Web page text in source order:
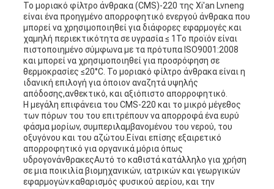
Το μοριακό φίλτρο άνθρακα (CMS)-220 της Xi'an Lvneng
είναι ένα προηγμένο απορροφητικό ενεργού άνθρακα που
μπορεί να χρησιμοποιηθεί για διάφορες εφαρμογές.και
χαμηλή περιεκτικότητα σε υγρασία ≤ 1Το προϊόν είναι
πιστοποιημένο σύμφωνα με τα πρότυπα ISO9001:2008
και μπορεί να χρησιμοποιηθεί για προσρόφηση σε
θερμοκρασίες ≤20°C. Το μοριακό φίλτρο άνθρακα είναι η
ιδανική επιλογή για όποιον αναζητά υψηλής
απόδοσης,ανθεκτικό, και αξιόπιστο απορροφητικό.
Η μεγάλη επιφάνεια του CMS-220 και το μικρό μέγεθος
των πόρων του του επιτρέπουν να απορροφά ένα ευρύ
φάσμα μορίων, συμπεριλαμβανομένου του νερού, του
οξυγόνου και του αζώτου.Είναι επίσης εξαιρετικό
απορροφητικό για οργανικά μόρια όπως
υδρογονάνθρακεςΑυτό το καθιστά κατάλληλο για χρήση
σε μια ποικιλία βιομηχανικών, ιατρικών και γεωργικών
εφαρμογών.καθαρισμός φυσικού αερίου, και την